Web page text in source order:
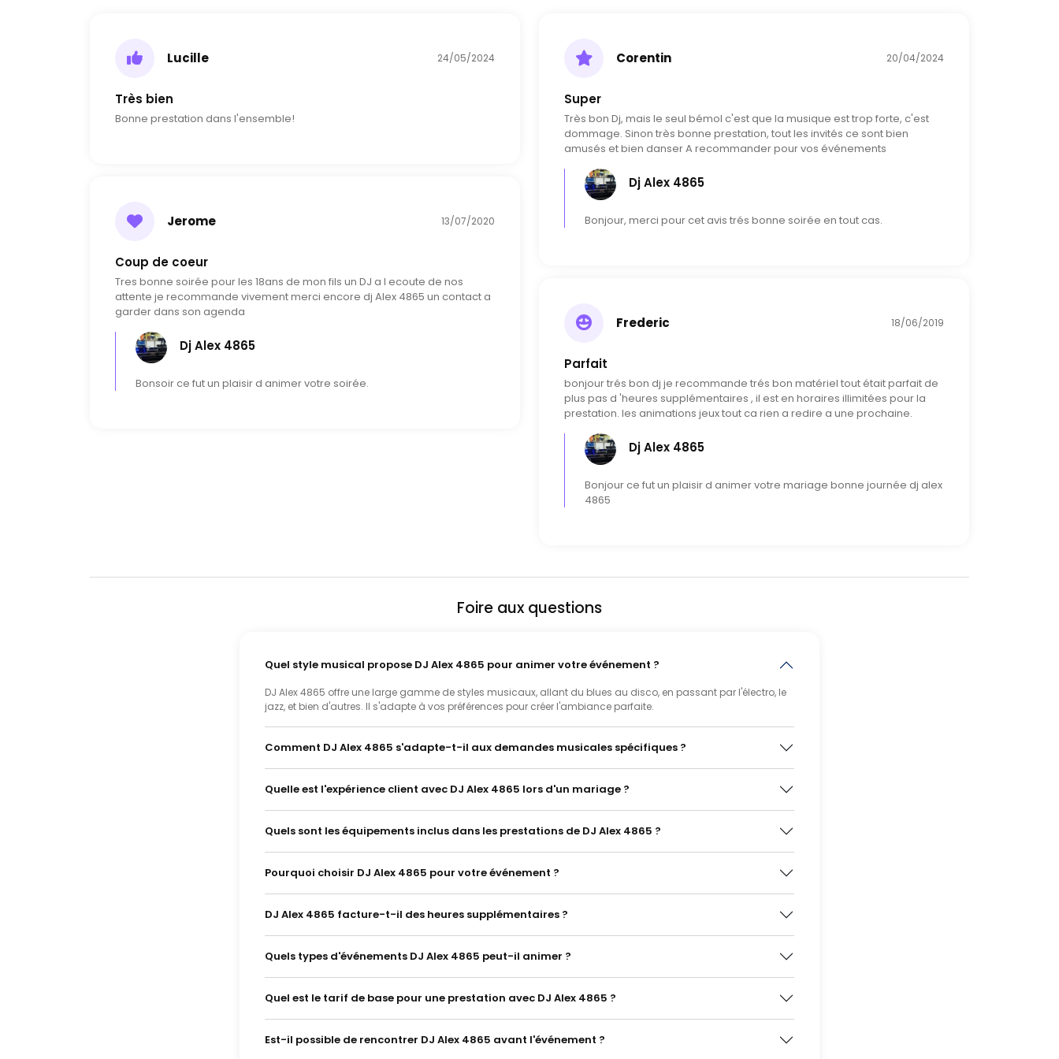
Lucille 24/05/2024
Très bien
Bonne prestation dans l'ensemble!
Corentin 20/04/2024
Super
Très bon Dj, mais le seul bémol c'est que la musique est trop forte, c'est
dommage. Sinon très bonne prestation, tout les invités ce sont bien
amusés et bien danser A recommander pour vos événements
Dj Alex 4865
Bonjour, merci pour cet avis trés bonne soirée en tout cas.
Jerome 13/07/2020
Coup de coeur
Tres bonne soirée pour les 18ans de mon fils un DJ a l ecoute de nos
attente je recommande vivement merci encore dj Alex 4865 un contact a
garder dans son agenda
Dj Alex 4865
Bonsoir ce fut un plaisir d animer votre soirée.
Frederic 18/06/2019
Parfait
bonjour trés bon dj je recommande trés bon matériel tout était parfait de
plus pas d 'heures supplémentaires , il est en horaires illimitées pour la
prestation. les animations jeux tout ca rien a redire a une prochaine.
Dj Alex 4865
Bonjour ce fut un plaisir d animer votre mariage bonne journée dj alex
4865
Foire aux questions
Quel style musical propose DJ Alex 4865 pour animer votre événement ?
DJ Alex 4865 offre une large gamme de styles musicaux, allant du blues au disco, en passant par l'électro, le
jazz, et bien d'autres. Il s'adapte à vos préférences pour créer l'ambiance parfaite.
Comment DJ Alex 4865 s'adapte-t-il aux demandes musicales spécifiques ?
Quelle est l'expérience client avec DJ Alex 4865 lors d'un mariage ?
Quels sont les équipements inclus dans les prestations de DJ Alex 4865 ?
Pourquoi choisir DJ Alex 4865 pour votre événement ?
DJ Alex 4865 facture-t-il des heures supplémentaires ?
Quels types d'événements DJ Alex 4865 peut-il animer ?
Quel est le tarif de base pour une prestation avec DJ Alex 4865 ?
Est-il possible de rencontrer DJ Alex 4865 avant l'événement ?